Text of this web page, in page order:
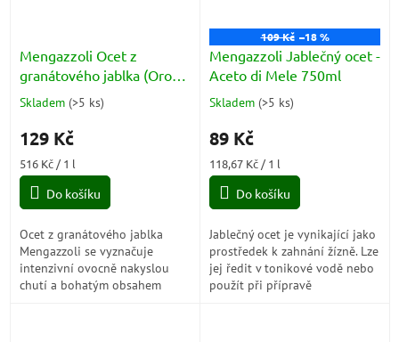
Mengazzoli Ocet z
granátového jablka (Oro
Aceto di melograno
biologico) BIO 250ml
Průměrné
produktu
5,0
5
Skladem (>5 ks)
129 Kč
Měrná
cena:
516 Kč / 1 l
Do košíku
Ocet z granátového jablka
Mengazzoli se vyznačuje
intenzivní ovocně nakyslou
chutí a bohatým obsahem
109 Kč –18 %
Mengazzoli Jablečný ocet -
Aceto di Mele 750ml
Průměrné
produktu
5,0
5
Skladem (>5 ks)
89 Kč
Měrná
cena:
118,67 Kč / 1 l
Do košíku
Jablečný ocet je vynikající jako
prostředek k zahnání žízně. Lze
jej ředit v tonikové vodě nebo
použít při přípravě